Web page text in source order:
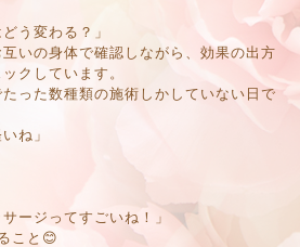
う変わる？」
いの身体で確認しながら、効果の出方
クしています。
った数種類の施術しかしていない日で
ね」
ージってすごいね！」
こと😊